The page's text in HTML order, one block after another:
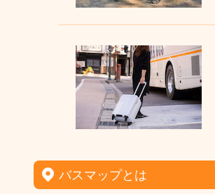
バスマップとは